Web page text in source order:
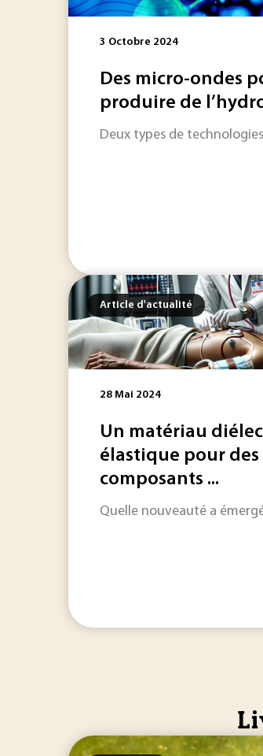
3 Octobre 2024
Des micro-ondes
produire de
Deux types de
Article d'actualité
28 Mai 2024
Un matériau
élastique pour des
composants ...
Quelle nouveauté a